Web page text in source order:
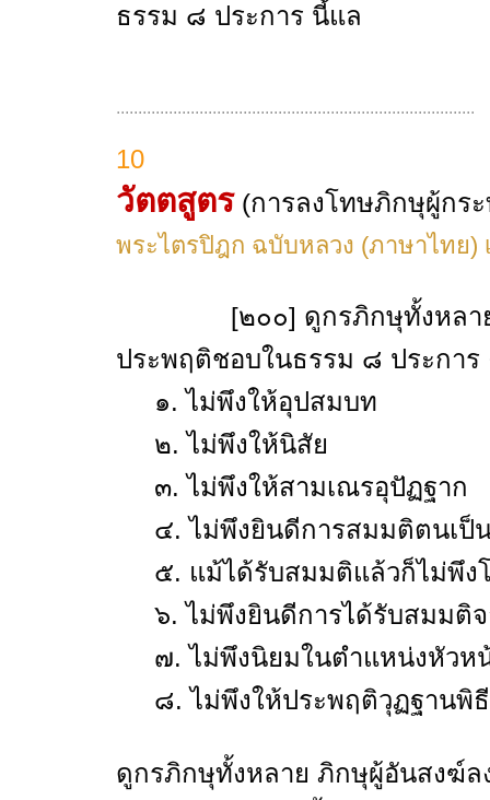
ธรรม ๘ ประการ นี้แล
..................................................................................
10
วัตตสูตร(การลงโทษภิกษุผู้กร
พระไตรปิฎก ฉบับหลวง (ภาษาไทย)
[๒๐๐] ดูกรภิกษุทั้งหล
ประพฤติชอบในธรรม ๘ ประการ
๑. ไม่พึงให้อุปสมบท
๒. ไม่พึงให้นิสัย
๓. ไม่พึงให้สามเณรอุปัฏฐาก
๔. ไม่พึงยินดีการสมมติตนเป็
๕. แม้ได้รับสมมติแล้วก็ไม่พึง
๖. ไม่พึงยินดีการได้รับสมมติจ
๗. ไม่พึงนิยมในตำแหน่งหัวหน้
๘. ไม่พึงให้ประพฤติวุฏฐานพิธี
ดูกรภิกษุทั้งหลาย ภิกษุผู้อันสงฆ์ล